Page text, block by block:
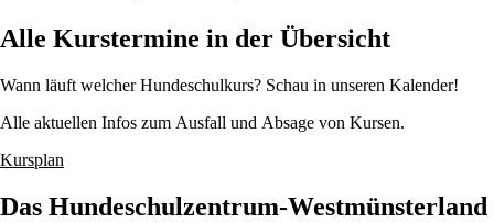
Alle Kurstermine in der Übersicht
Wann läuft welcher Hundeschulkurs? Schau in unseren Kalender!
Alle aktuellen Infos zum Ausfall und Absage von Kursen.
Kursplan
Das Hundeschulzentrum-Westmünsterland